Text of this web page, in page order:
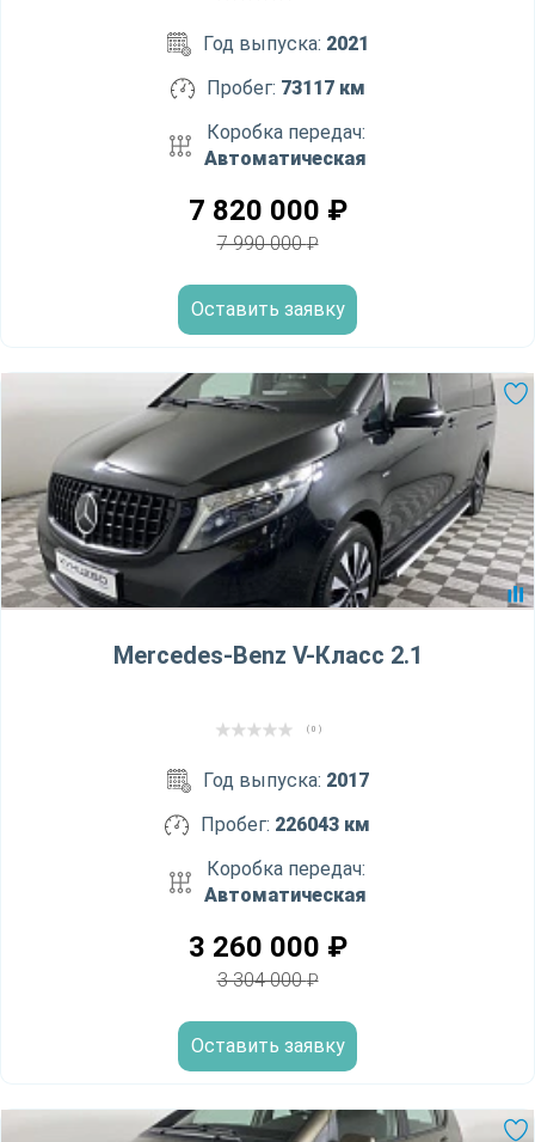
Год выпуска: 2021
Пробег: 73117 км
Коробка передач:
Автоматическая
7 820 000 ₽
7 990 000₽
Оставить заявку
Mercedes-Benz V-Класс 2.1
( 0 )
Год выпуска: 2017
Пробег: 226043 км
Коробка передач:
Автоматическая
3 260 000 ₽
3 304 000₽
Оставить заявку